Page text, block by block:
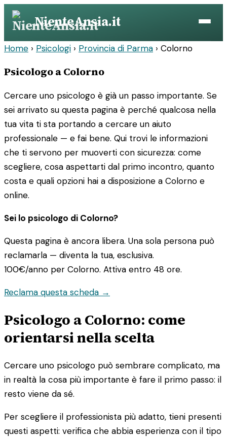
Vai
contenuto
NienteAnsia.it
Home › Psicologi › Provincia di Parma › Colorno
Psicologo a Colorno
Cercare uno psicologo è già un passo importante. Se
sei arrivato su questa pagina è perché qualcosa nella
tua vita ti sta portando a cercare un aiuto
professionale — e fai bene. Qui trovi le informazioni
che ti servono per muoverti con sicurezza: come
scegliere, cosa aspettarti dal primo incontro, quanto
costa e quali opzioni hai a disposizione a Colorno e
online.
Sei lo psicologo di Colorno?
Questa pagina è ancora libera. Una sola persona può
reclamarla — diventa la tua, esclusiva.
100€/anno per Colorno. Attiva entro 48 ore.
Reclama questa scheda →
Psicologo a Colorno: come
orientarsi nella scelta
Cercare uno psicologo può sembrare complicato, ma
in realtà la cosa più importante è fare il primo passo: il
resto viene da sé.
Per scegliere il professionista più adatto, tieni presenti
questi aspetti: verifica che abbia esperienza con il tipo